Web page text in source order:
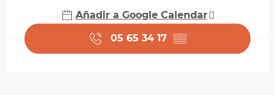
Añadir a Google Calendar
05 65 34 17 ▒▒